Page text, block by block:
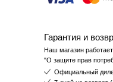
Гарантия и
Наш магазин
"О защите прав
Официальный